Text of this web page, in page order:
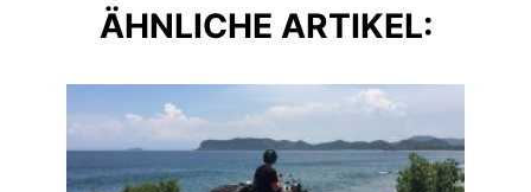
ÄHNLICHE ARTIKEL: